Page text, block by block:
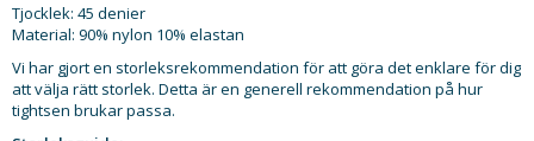
Tjocklek: 45 denier
Material: 90% nylon 10% elastan
Vi har gjort en storleksrekommendation för att göra det enklare för dig
att välja rätt storlek. Detta är en generell rekommendation på hur
tightsen brukar passa.